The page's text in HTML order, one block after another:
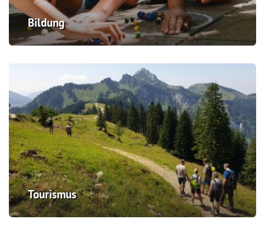
Bildung
Tourismus